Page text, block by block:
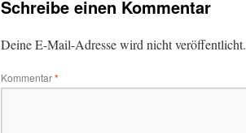
Schreibe einen Kommentar
Deine E-Mail-Adresse wird nicht veröffentlicht.
Kommentar*